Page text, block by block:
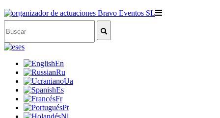
es
En
Ru
Ua
Es
Fr
Pt
Nl